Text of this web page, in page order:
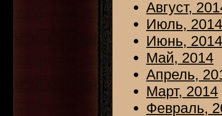
Август,
Июль, 2014
Июнь, 2014
Май, 2014
Апрель,
Март, 2014
Февраль,